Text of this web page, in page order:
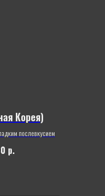
Корея)
послевкусием
р.